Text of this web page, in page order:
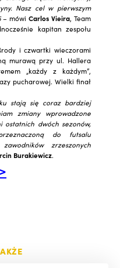
Nasz cel w pierwszym
– mówi Carlos Vieira, Team
kapitan zespołu
i czwartki wieczorami
murawą przy ul. Hallera
„każdy z każdym”,
pucharowej. Wielki finał
stają się coraz bardziej
zmiany wprowadzone
dwóch sezonów,
do futsalu
zrzeszonych
Burakiewicz.